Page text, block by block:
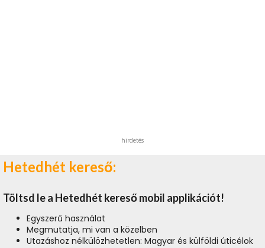
hirdetés
Hetedhét kereső:
Töltsd le a Hetedhét kereső mobil applikációt!
Egyszerű használat
Megmutatja, mi van a közelben
Utazáshoz nélkülözhetetlen: Magyar és külföldi úticélok